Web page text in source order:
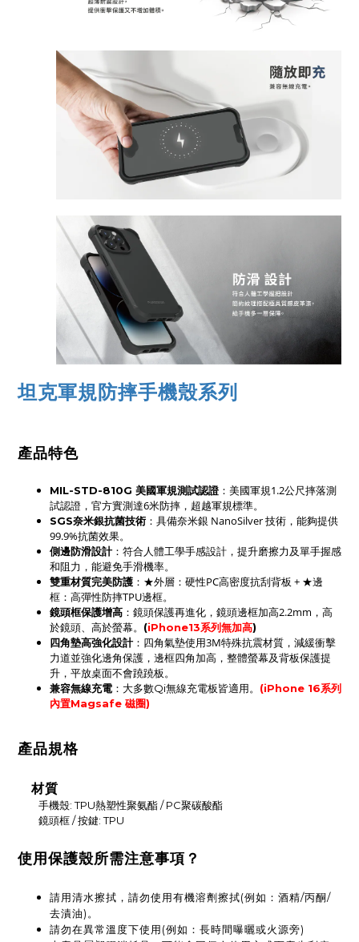
坦克軍規防摔手機殼系列
產品特色
MIL-STD-810G 美國軍規測試認證 ：美國軍規1.2公尺摔落測
試認證，官方實測達6米防摔，超越軍規標準。
SGS奈米銀抗菌技術 ：具備奈米銀 NanoSilver 技術，能夠提供
99.9%抗菌效果。
側邊防滑設計：符合人體工學手感設計，提升磨擦力及單手握感
和阻力，能避免手滑機率。
雙重材質完美防護 ：★外層：硬性PC高密度抗刮背板 + ★邊
框：高彈性防摔TPU邊框。
鏡頭框保護增高 ：鏡頭保護再進化，鏡頭邊框加高2.2mm，高
於鏡頭、高於螢幕。
(iPhone13系列無加高)
四角墊高強化設計：四角氣墊使用3M特殊抗震材質，減緩衝擊
力道並強化邊角保護， 邊框四角加高， 整體螢幕及背板保護提
升 ，平放桌面不會蹺蹺板。
兼容無線充電 ： 大多數Qi無線充電板皆適用。 (iPhone 16系列
內置Magsafe 磁圈)
產品規格
材質
手機殼: TPU熱塑性聚氨酯 / PC聚碳酸酯
鏡頭框 / 按鍵: TPU
使用保護殼所需注意事項？
請用清水擦拭，請勿使用有機溶劑擦拭(例如：酒精/丙酮/
去漬油)。
請勿在異常溫度下使用(例如：長時間曝曬或火源旁)